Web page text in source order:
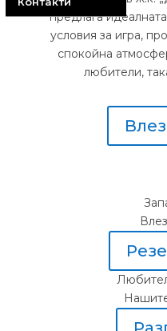
предлага
условия за игра,
спокойна
любители,